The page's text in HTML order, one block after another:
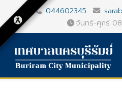
044602345
จันทร์-ศุกร์